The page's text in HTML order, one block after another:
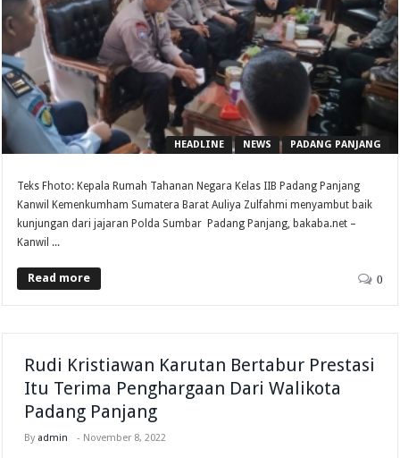
HEADLINE NEWS PADANG PANJANG
Teks Fhoto: Kepala Rumah Tahanan Negara Kelas IIB Padang Panjang
Kanwil Kemenkumham Sumatera Barat Auliya Zulfahmi menyambut baik
kunjungan dari jajaran Polda Sumbar Padang Panjang, bakaba.net –
Kanwil ...
Read more 0
Rudi Kristiawan Karutan Bertabur Prestasi
Itu Terima Penghargaan Dari Walikota
Padang Panjang
By admin - November 8, 2022